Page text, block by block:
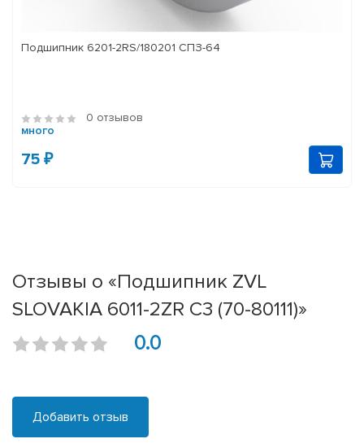
Подшипник 6201-2RS/180201 СПЗ-64
0 отзывов
много
75 ₽
Отзывы о «Подшипник ZVL
SLOVAKIA 6011-2ZR C3 (70-80111)»
0.0
Добавить отзыв